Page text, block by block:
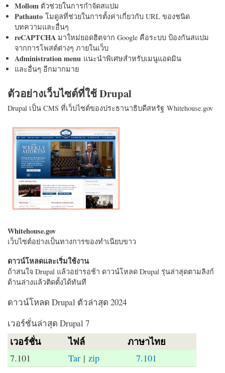
Mollom ตัวช่วยในการกำจัดสแปม
Pathauto โมดูลที่ช่วยในการตั้งค่าเกี่ยวกับ URL ของชนิด
บทความและอื่นๆ
reCAPTCHA มาใหม่ยอดฮิตจาก Google คือระบบ ป้องกันสแปม
จากการโพสต์ต่างๆ ภายในเว็บ
Administration menu แนะนำพิเศษสำหรับเมนูแอดมิน
และอื่นๆ อีกมากมาย
ตัวอย่างเว็บไซต์ที่ใช้ Drupal
Drupal เป็น CMS ที่เว็บไซต์ของประธานาธิบดีสหรัฐ Whitehouse.gov
Whitehouse.gov
เว็บไซต์อย่างเป็นทางการของทำเนียบขาว
ดาวน์โหลดและเริ่มใช้งาน
ถ้าสนใจ Drupal แล้วอย่ารอช้า ดาวน์โหลด Drupal รุ่นล่าสุดตามลิงก์
ด้านล่างแล้วติดตั้งได้ทันที
ดาวน์โหลด Drupal ตัวล่าสุด 2024
เวอร์ชั่นล่าสุด Drupal 7
เวอร์ชั่น ไฟล์ ภาษาไทย
7.101 Tar |zip 7.101